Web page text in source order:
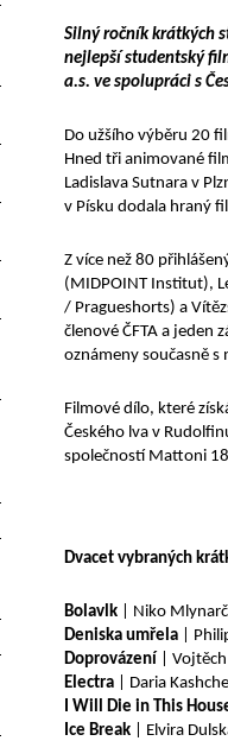
Silný ročník krátkých
nejlepší studentský
a.s. ve spolupráci s
Do užšího výběru 20
Hned tři animované
Ladislava Sutnara v
v Písku dodala hraný
Z více než 80
(MIDPOINT Institut),
/ Pragueshorts) a
členové ČFTA a
oznámeny současně s
Filmové dílo, které
Českého lva v
společností Mattoni
Dvacet vybraných
Bolavlk| Niko
Deniska umřela|
Doprovázení |
Electra| Daria
I Will Die in This
Ice Break| Elvira